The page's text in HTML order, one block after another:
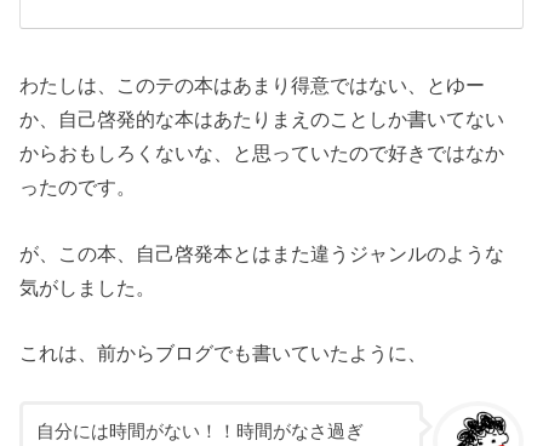
わたしは、このテの本はあまり得意ではない、とゆー
か、自己啓発的な本はあたりまえのことしか書いてない
からおもしろくないな、と思っていたので好きではなか
ったのです。
が、この本、自己啓発本とはまた違うジャンルのような
気がしました。
これは、前からブログでも書いていたように、
自分には時間がない！！時間がなさ過ぎ